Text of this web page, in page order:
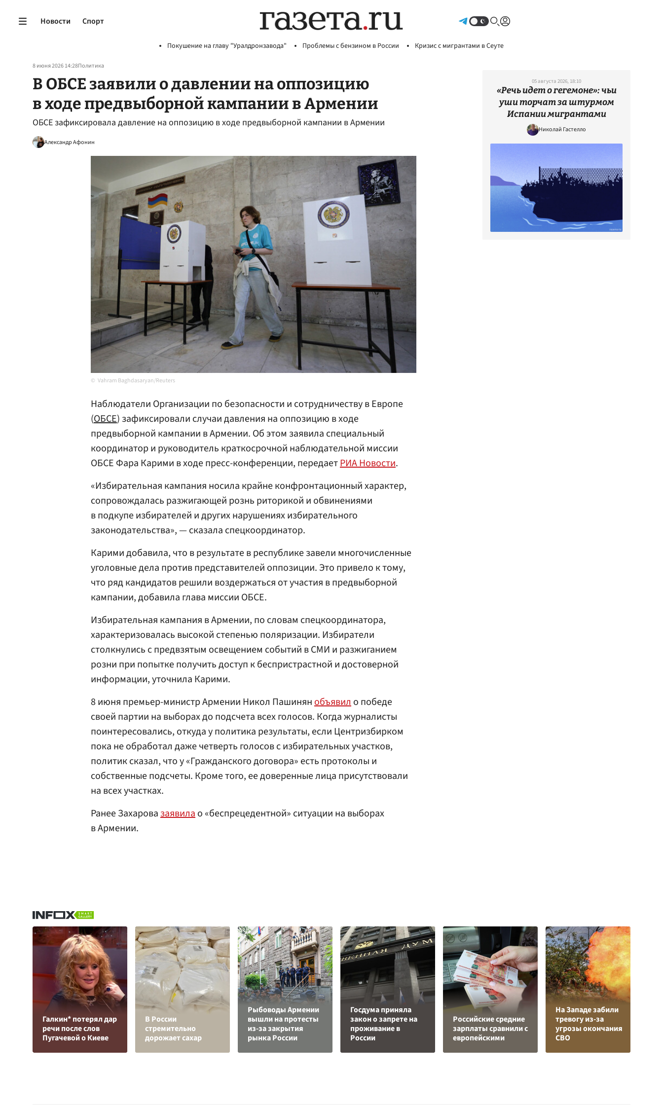
Новости Спорт
Покушение на главу "Уралдронзавода" Проблемы с бензином в России Кризис с мигрантами в Сеуте
8 июня 2026 14:28Политика
В ОБСЕ заявили о давлении на оппозицию
в ходе предвыборной кампании в Армении
ОБСЕ зафиксировала давление на оппозицию в ходе предвыборной кампании в Армении
Александр Афонин
Vahram Baghdasaryan/Reuters
Наблюдатели Организации по безопасности и сотрудничеству в Европе
(ОБСЕ) зафиксировали случаи давления на оппозицию в ходе
предвыборной кампании в Армении. Об этом заявила специальный
координатор и руководитель краткосрочной наблюдательной миссии
ОБСЕ Фара Карими в ходе пресс-конференции, передаетРИА Новости.
«Избирательная кампания носила крайне конфронтационный характер,
сопровождалась разжигающей рознь риторикой и обвинениями
в подкупе избирателей и других нарушениях избирательного
законодательства», — сказала спецкоординатор.
Карими добавила, что в результате в республике завели многочисленные
уголовные дела против представителей оппозиции. Это привело к тому,
что ряд кандидатов решили воздержаться от участия в предвыборной
кампании, добавила глава миссии ОБСЕ.
Избирательная кампания в Армении, по словам спецкоординатора,
характеризовалась высокой степенью поляризации. Избиратели
столкнулись с предвзятым освещением событий в СМИ и разжиганием
розни при попытке получить доступ к беспристрастной и достоверной
информации, уточнила Карими.
8 июня премьер-министр Армении Никол Пашинянобъявило победе
своей партии на выборах до подсчета всех голосов. Когда журналисты
поинтересовались, откуда у политика результаты, если Центризбирком
пока не обработал даже четверть голосов с избирательных участков,
политик сказал, что у «Гражданского договора» есть протоколы и
собственные подсчеты. Кроме того, ее доверенные лица присутствовали
на всех участках.
Ранее Захаровазаявилао «беспрецедентной» ситуации на выборах
в Армении.
05 августа 2026, 18:10
«Речь идет о гегемоне»: чьи
уши торчат за штурмом
Испании мигрантами
Николай Гастелло
Галкин* потерял дар
речи после слов
Пугачевой о Киеве
В России
стремительно
дорожает сахар
Рыбоводы Армении
вышли на протесты
из-за закрытия
рынка России
Госдума приняла
закон о запрете на
проживание в
России
Российские средние
зарплаты сравнили с
европейскими
На Западе забили
тревогу из-за
угрозы окончания
СВО